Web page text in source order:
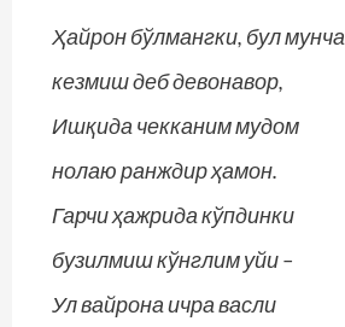
Ҳайрон бўлмангки, бул мунча
кезмиш деб девонавор,
Ишқида чекканим мудом
нолаю ранждир ҳамон.
Гарчи ҳажрида кўпдинки
бузилмиш кўнглим уйи –
Ул вайрона ичра васли